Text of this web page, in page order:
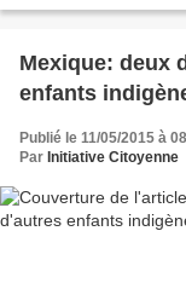
Mexique: deux
enfants
Publié le 11/05/2015 à
Par Initiative Citoyenne